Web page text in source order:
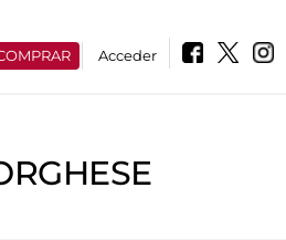
Acceder